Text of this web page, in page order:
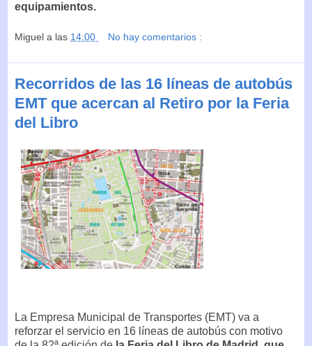
equipamientos.
Miguel a las 14:00 No hay comentarios :
Recorridos de las 16 líneas de autobús
EMT que acercan al Retiro por la Feria
del Libro
La Empresa Municipal de Transportes (EMT) va a
reforzar el servicio en 16 líneas de autobús con motivo